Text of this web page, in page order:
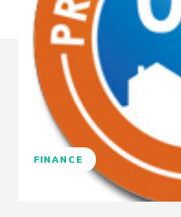
FINANCE